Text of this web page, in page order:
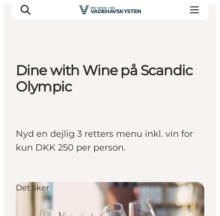
Oplev Ribe
Oplev Esbjerg
Oplev Vadehavet
Det Sker
Dine with Wine på Scandic
Olympic
Nyd en dejlig 3 retters menu inkl. vin for
kun DKK 250 per person.
Det sker